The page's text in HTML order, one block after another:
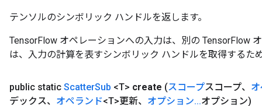
テンソルのシンボリック ハンドルを返します。
TensorFlow オペレーションへの入力は、別の TensorFlow
は、入力の計算を表すシンボリック ハンドルを取得するた
public static Sc​​atterSub <T> create (スコープスコープ、
デックス、 オペランド<T>更新、 オプション...オプション)